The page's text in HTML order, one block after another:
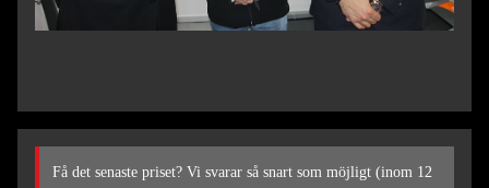
Få det senaste priset? Vi svarar så snart som möjligt (inom 12